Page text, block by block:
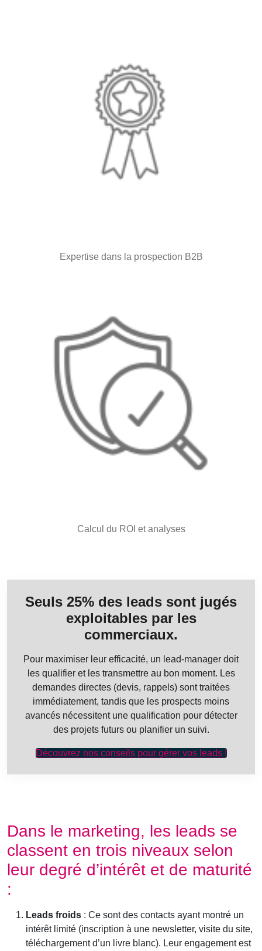
Expertise dans la prospection B2B
Calcul du ROI et analyses
Seuls 25% des leads sont jugés
exploitables par les
commerciaux.
Pour maximiser leur efficacité, un lead-manager doit
les qualifier et les transmettre au bon moment. Les
demandes directes (devis, rappels) sont traitées
immédiatement, tandis que les prospects moins
avancés nécessitent une qualification pour détecter
des projets futurs ou planifier un suivi.
Découvrez nos conseils pour gérer vos leads !
Dans le marketing, les leads se
classent en trois niveaux selon
leur degré d’intérêt et de maturité
:
Leads froids : Ce sont des contacts ayant montré un
intérêt limité (inscription à une newsletter, visite du site,
téléchargement d’un livre blanc). Leur engagement est